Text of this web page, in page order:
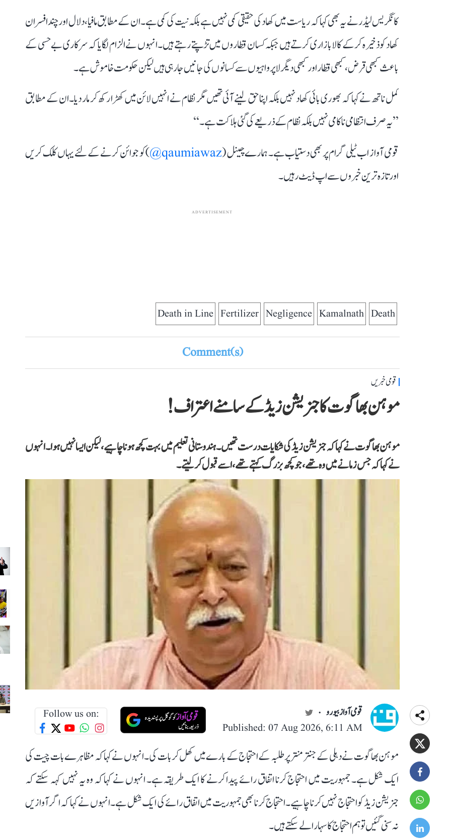
کانگریس لیڈر نے یہ بھی کہا کہ ریاست میں کھاد کی حقیقی کمی نہیں ہے بلکہ نیت کی کمی ہے۔ ان کے مطابق مافیا، دلال اور چند افسران
کھاد کو ذخیرہ کر کے کالابازاری کرتے ہیں جبکہ کسان قطاروں میں تڑپتے رہتے ہیں۔ انہوں نے الزام لگایا کہ سرکاری بے حسی کے
باعث کبھی قرض، کبھی قطار اور کبھی دیگر لاپرواہیوں سے کسانوں کی جانیں جا رہی ہیں لیکن حکومت خاموش ہے۔
کمل ناتھ نے کہا کہ بھوری بائی کھاد نہیں بلکہ اپنا حق لینے آئی تھیں مگر نظام نے انہیں لائن میں کھڑا رکھ کر مار دیا۔ ان کے مطابق
’’یہ صرف انتظامی ناکامی نہیں بلکہ نظام کے ذریعے کی گئی ہلاکت ہے۔‘‘
قومی آواز اب ٹیلی گرام پر بھی دستیاب ہے۔ ہمارے چینل (qaumiawaz@
) کو جوائن کرنے کے لئے یہاں کلک کریں
اور تازہ ترین خبروں سے اپ ڈیٹ رہیں۔
ADVERTISEMENT
Death
Kamalnath
Negligence
Fertilizer
Death in Line
Comment(s)
قومی خبریں
موہن بھاگوت کا جنریشن زیڈ کے سامنے اعتراف!
موہن بھاگوت نے کہاکہ جنریشن زیڈ کی شکایات درست تھیں۔ ہندوستانی تعلیم میں بہت کچھ ہونا چاہیے، لیکن ایسا نہیں ہوا۔انہوں
نے کہا کہ جس زمانے میں وہ تھے،جو کچھ بزرگ کہتے تھے، اسے قبول کر لیتے۔
قومی آواز بیورو
Published: 07 Aug 2026, 6:11 AM
Follow us on:
موہن بھاگوت نے دہلی کے جنتر منتر پر طلبہ کے احتجاج کے بارے میں کھل کر بات کی۔ انہوں نے کہا کہ مظاہرے بات چیت کی
ایک شکل ہے۔ جمہوریت میں احتجاج کرنا اتفاق رائے پیدا کرنے کا ایک طریقہ ہے۔ انہوں نے کہا کہ وہ یہ نہیں کہہ سکتے کہ
جنریشن زیڈ کو احتجاج نہیں کرنا چاہیے۔احتجاج کرنا بھی جمہوریت میں اتفاق رائے کی ایک شکل ہے۔انہو ں نے کہا کہ اگر آوازیں
نہ سنی گئیں تو ہم احتجاج کا سہارا لے سکتے ہیں۔